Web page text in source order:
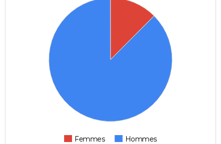
Femmes Hommes